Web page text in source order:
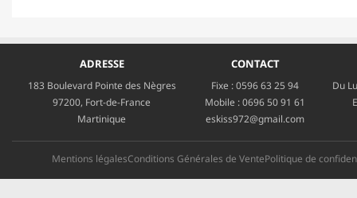
ADRESSE
183 Boulevard Pointe des Nègres
97200, Fort-de-France
Martinique
CONTACT
Fixe :0596 63 25 94
Mobile :0696 50 91 61
eskiss972@gmail.com
Du
Mentions légalesConditions Générales de VentePolitique de